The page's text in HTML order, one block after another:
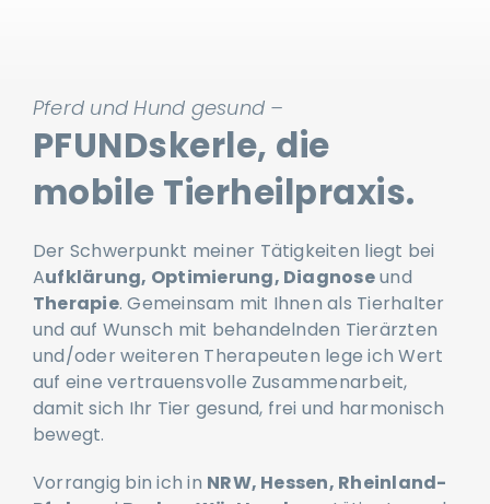
Pferd und Hund gesund –
PFUNDskerle, die
mobile Tierheilpraxis.
Der Schwerpunkt meiner Tätigkeiten liegt bei
A ufklärung, Optimierung, Diagnoseund
Therapie. Gemeinsam mit Ihnen als Tierhalter
und auf Wunsch mit behandelnden Tierärzten
und/oder weiteren Therapeuten lege ich Wert
auf eine vertrauensvolle Zusammenarbeit,
damit sich Ihr Tier gesund, frei und harmonisch
bewegt.